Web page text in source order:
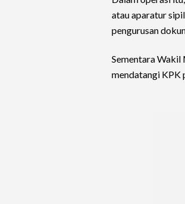
atau aparatur
pengurusan
Sementara
mendatangi KPK